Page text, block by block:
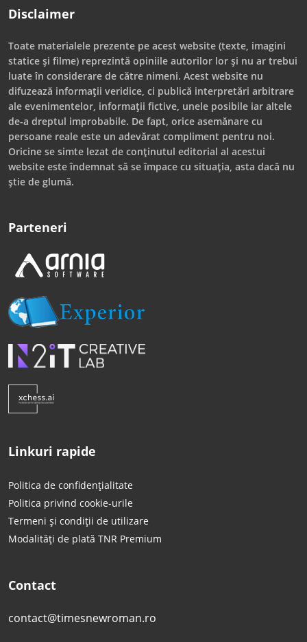
Disclaimer
Toate materialele prezente pe acest website (texte, imagini
statice și filme) reprezintă opiniile autorilor lor și nu ar trebui
luate în considerare de către nimeni. Acest website nu
difuzează informații veridice, ci publică interpretări arbitrare
ale evenimentelor, informații fictive, unele posibile iar altele
de-a dreptul improbabile. De fapt, orice asemănare cu
persoane reale este un adevărat compliment pentru noi.
Oricine se simte lezat de conținutul editorial al acestui
website este îndemnat să se împace cu situația, asta dacă nu
știe de glumă.
Parteneri
Linkuri rapide
Politica de confidențialitate
Politica privind cookie-urile
Termeni și condiții de utilizare
Modalități de plată TNR Premium
Contact
contact@timesnewroman.ro